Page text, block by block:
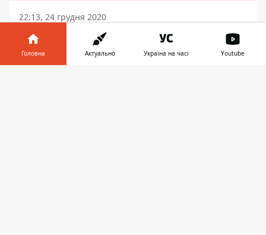
22:13, 24 грудня 2020
Шумков будинку. Політв'язень повернувся з
російської в'язниці після незаконного
трирічного ув'язнення
Головна Актуально Україна на часі Youtube